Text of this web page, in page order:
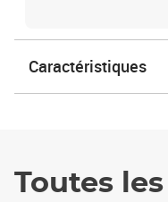
Caractéristiques
Toutes